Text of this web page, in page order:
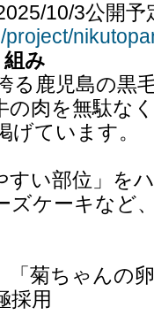
10/3公開予
project/
み
る鹿児島の黒
の肉を無駄な
げています。
すい部位」を
ケーキなど
「菊ちゃんの
採用